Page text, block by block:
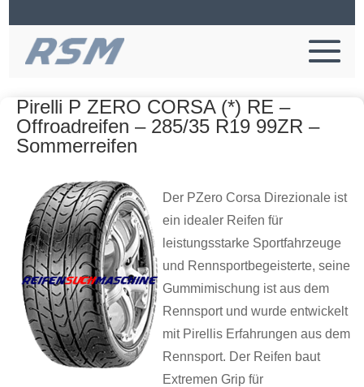
Pirelli P ZERO CORSA (*) RE –
Offroadreifen – 285/35 R19 99ZR –
Sommerreifen
Der PZero Corsa Direzionale ist
ein idealer Reifen für
leistungsstarke Sportfahrzeuge
und Rennsportbegeisterte, seine
Gummimischung ist aus dem
Rennsport und wurde entwickelt
mit Pirellis Erfahrungen aus dem
Rennsport. Der Reifen baut
Extremen Grip für